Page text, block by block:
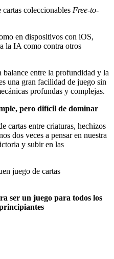
coleccionables Free-to-
en dispositivos con iOS,
la IA como contra otros
balance entre la profundidad y la
una gran facilidad de juego sin
profundas y complejas.
pero difícil de dominar
cartas entre criaturas, hechizos
dos veces a pensar en nuestra
y subir en las
juego de cartas
ser un juego para todos los